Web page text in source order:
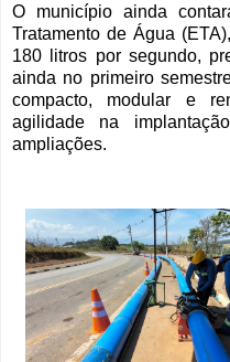
O município ainda
Tratamento de Água
180 litros por segundo,
ainda no primeiro
compacto, modular e
agilidade na
ampliações.